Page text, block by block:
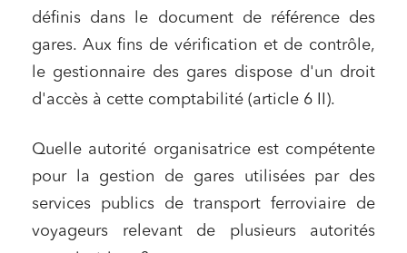
définis dans le document de référence des
gares. Aux fins de vérification et de contrôle,
le gestionnaire des gares dispose d'un droit
d'accès à cette comptabilité (article 6 II).
Quelle autorité organisatrice est compétente
pour la gestion de gares utilisées par des
services publics de transport ferroviaire de
voyageurs relevant de plusieurs autorités